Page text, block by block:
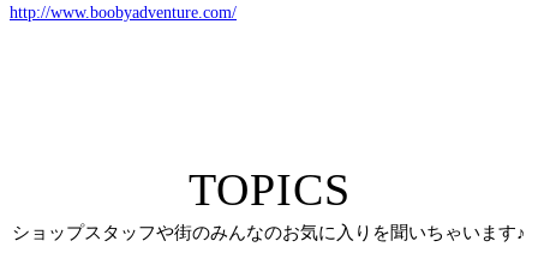
http://www.boobyadventure.com/
TOPICS
ショップスタッフや街のみんなのお気に入りを聞いちゃいます♪